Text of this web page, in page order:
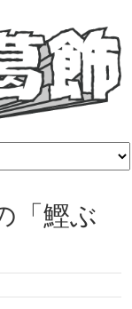
「鰹ぶ